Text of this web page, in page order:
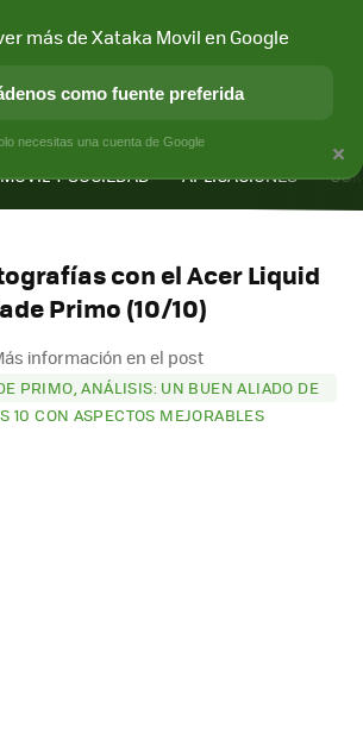
MÓVIL Y SOCIEDAD APLICACIONES
con el Acer Liquid
Primo (10/10)
información en el post
PRIMO, ANÁLISIS: UN BUEN ALIADO DE
10 CON ASPECTOS MEJORABLES
×
más de Xataka Movil en Google
como fuente preferida
necesitas una cuenta de Google